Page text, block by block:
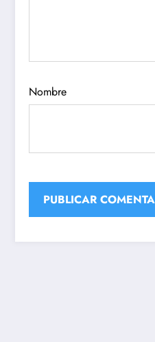
Nombre